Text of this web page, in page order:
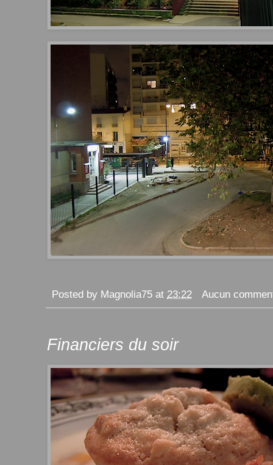
Posted by Magnolia75 at 23:22 Aucun
Financiers du soir